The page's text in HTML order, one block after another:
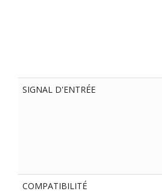
SIGNAL D'ENTRÉE
COMPATIBILITÉ